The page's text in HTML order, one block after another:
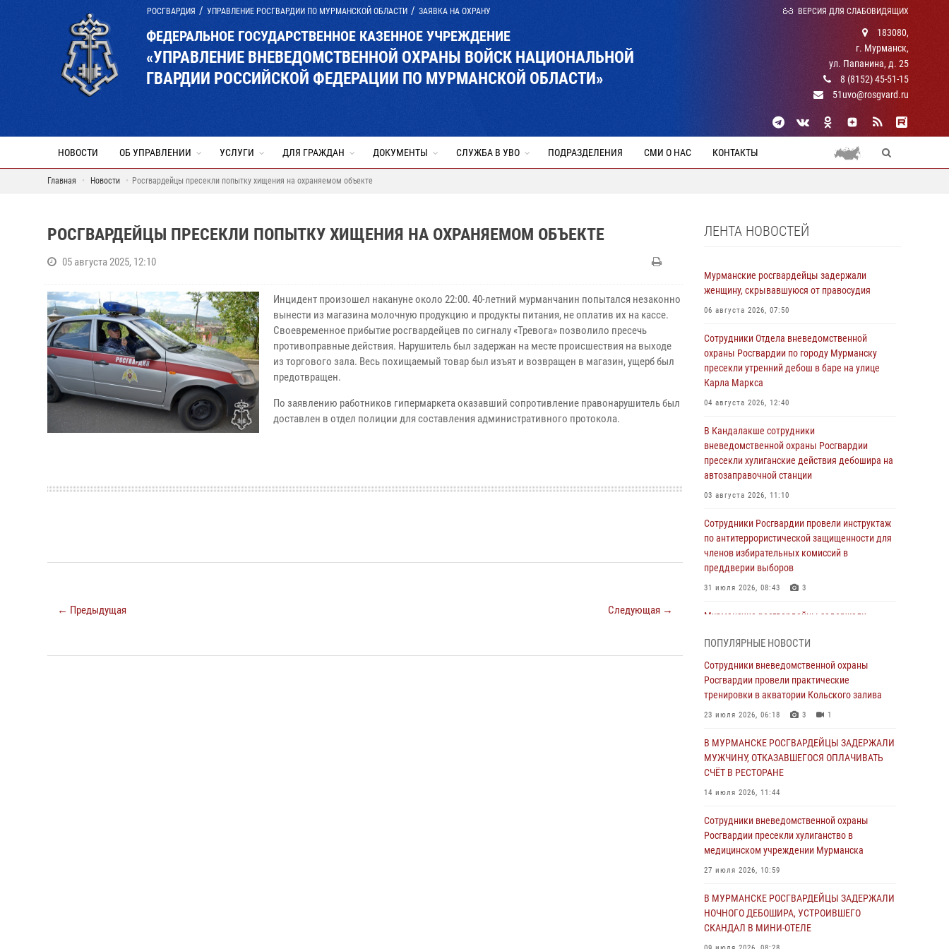
РОСГВАРДИЯ УПРАВЛЕНИЕ РОСГВАРДИИ ПО МУРМАНСКОЙ ОБЛАСТИ ЗАЯВКА НА ОХРАНУ ВЕРСИЯ ДЛЯ СЛАБОВИДЯЩИХ
ФЕДЕРАЛЬНОЕ ГОСУДАРСТВЕННОЕ КАЗЕННОЕ УЧРЕЖДЕНИЕ
«УПРАВЛЕНИЕ ВНЕВЕДОМСТВЕННОЙ ОХРАНЫ ВОЙСК НАЦИОНАЛЬНОЙ
ГВАРДИИ РОССИЙСКОЙ ФЕДЕРАЦИИ ПО МУРМАНСКОЙ ОБЛАСТИ»
183080,
г. Мурманск,
ул. Папанина, д. 25
8 (8152) 45-51-15
51uvo@rosgvard.ru
НОВОСТИ ОБ УПРАВЛЕНИИ УСЛУГИ ДЛЯ ГРАЖДАН ДОКУМЕНТЫ СЛУЖБА В УВО ПОДРАЗДЕЛЕНИЯ СМИ О НАС КОНТАКТЫ
Главная Новости Росгвардейцы пресекли попытку хищения на охраняемом объекте
РОСГВАРДЕЙЦЫ ПРЕСЕКЛИ ПОПЫТКУ ХИЩЕНИЯ НА ОХРАНЯЕМОМ ОБЪЕКТЕ
05 августа 2025, 12:10
Инцидент произошел накануне около 22:00. 40-летний мурманчанин попытался незаконно
вынести из магазина молочную продукцию и продукты питания, не оплатив их на кассе.
Своевременное прибытие росгвардейцев по сигналу «Тревога» позволило пресечь
противоправные действия. Нарушитель был задержан на месте происшествия на выходе
из торгового зала. Весь похищаемый товар был изъят и возвращен в магазин, ущерб был
предотвращен.
По заявлению работников гипермаркета оказавший сопротивление правонарушитель был
доставлен в отдел полиции для составления административного протокола.
← Предыдущая Следующая →
ЛЕНТА НОВОСТЕЙ
Мурманские росгвардейцы задержали
женщину, скрывавшуюся от правосудия
06 августа 2026, 07:50
Сотрудники Отдела вневедомственной
охраны Росгвардии по городу Мурманску
пресекли утренний дебош в баре на улице
Карла Маркса
04 августа 2026, 12:40
В Кандалакше сотрудники
вневедомственной охраны Росгвардии
пресекли хулиганские действия дебошира на
автозаправочной станции
03 августа 2026, 11:10
Сотрудники Росгвардии провели инструктаж
по антитеррористической защищенности для
членов избирательных комиссий в
преддверии выборов
31 июля 2026, 08:43 3
Мурманские росгвардейцы задержали
В Мурманске сотрудники Росгвардии
пресекли ночной дебош в баре на улице
Сотрудники вневедомственной охраны
Росгвардии пресекли хулиганство в
В МУРМАНСКЕ СОТРУДНИКИ РОСГВАРДИИ
ЗАДЕРЖАЛИ МУРМАНЧАНИНА ЗА ПОПЫТКУ
24 июля 2026, 09:21
В МУРМАНСКЕ СОТРУДНИКИ РОСГВАРДИИ
ПОПУЛЯРНЫЕ НОВОСТИ
Сотрудники вневедомственной охраны
Росгвардии провели практические
тренировки в акватории Кольского залива
23 июля 2026, 06:18 3 1
В МУРМАНСКЕ РОСГВАРДЕЙЦЫ ЗАДЕРЖАЛИ
МУЖЧИНУ, ОТКАЗАВШЕГОСЯ ОПЛАЧИВАТЬ
СЧЁТ В РЕСТОРАНЕ
14 июля 2026, 11:44
Сотрудники вневедомственной охраны
Росгвардии пресекли хулиганство в
медицинском учреждении Мурманска
27 июля 2026, 10:59
В МУРМАНСКЕ РОСГВАРДЕЙЦЫ ЗАДЕРЖАЛИ
НОЧНОГО ДЕБОШИРА, УСТРОИВШЕГО
СКАНДАЛ В МИНИ-ОТЕЛЕ